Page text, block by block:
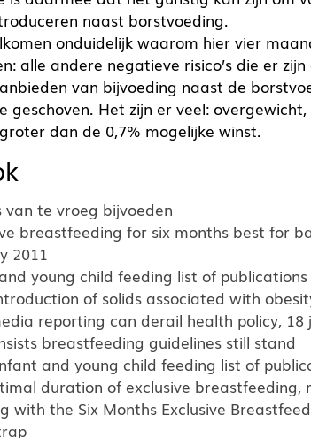
naast borstvoeding.
onduidelijk waarom hier vier
alle andere negatieve risico’s die er
van bijvoeding naast de
geschoven. Het zijn er veel:
dan de 0,7% mogelijke winst.
van te vroeg bijvoeden
breastfeeding for six months best for
2011
young child feeding list of publications
of solids associated with
reporting can derail health policy, 18
breastfeeding guidelines still stand
and young child feeding list of
duration of exclusive
with the Six Months Exclusive